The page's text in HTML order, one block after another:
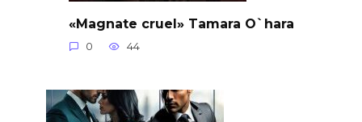
«Magnate cruel» Tamara O`hara
0 44